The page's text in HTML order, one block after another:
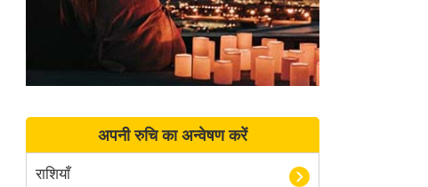
अपनी रुचि का अन्वेषण करें
राशियाँ